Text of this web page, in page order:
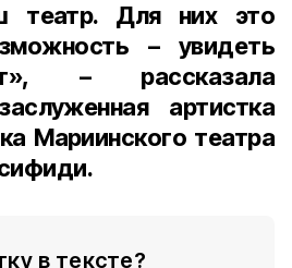
театр. Для них это
– увидеть
– рассказала
заслуженная артистка
Мариинского театра
.
в тексте?